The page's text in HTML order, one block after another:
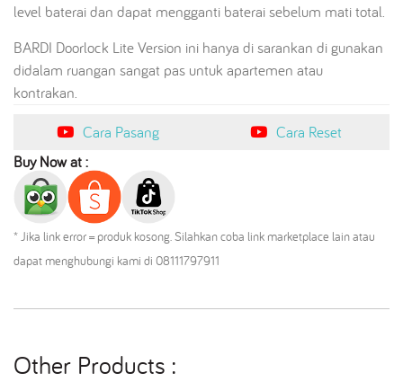
level baterai dan dapat mengganti baterai sebelum mati total.
BARDI Doorlock Lite Version ini hanya di sarankan di gunakan
didalam ruangan sangat pas untuk apartemen atau
kontrakan.
Cara Pasang
Cara Reset
Buy Now at :
* Jika link error = produk kosong. Silahkan coba link marketplace lain atau
dapat menghubungi kami di 08111797911
Other Products :